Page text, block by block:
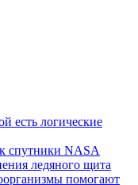
есть логические
спутники NASA
ледяного щита
помогают